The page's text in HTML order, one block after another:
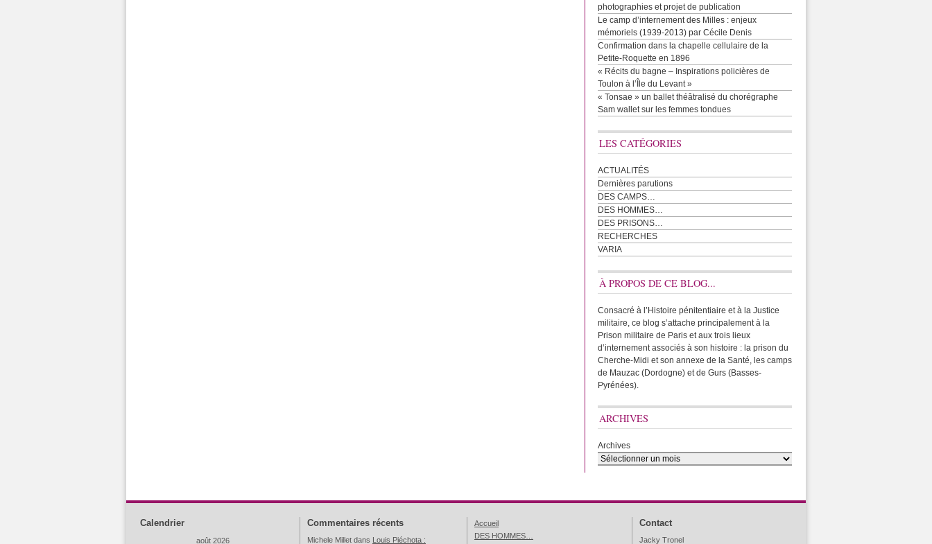
photographies et projet de publication
Le camp d’internement des Milles : enjeux
mémoriels (1939-2013) par Cécile Denis
Confirmation dans la chapelle cellulaire de la
Petite-Roquette en 1896
« Récits du bagne – Inspirations policières de
Toulon à l’Île du Levant »
« Tonsae » un ballet théâtralisé du chorégraphe
Sam wallet sur les femmes tondues
LES CATÉGORIES
ACTUALITÉS
Dernières parutions
DES CAMPS…
DES HOMMES…
DES PRISONS…
RECHERCHES
VARIA
À PROPOS DE CE BLOG...
Consacré à l’Histoire pénitentiaire et à la Justice
militaire, ce blog s’attache principalement à la
Prison militaire de Paris et aux trois lieux
d’internement associés à son histoire : la prison du
Cherche-Midi et son annexe de la Santé, les camps
de Mauzac (Dordogne) et de Gurs (Basses-
Pyrénées).
ARCHIVES
Archives
Calendrier
août 2026
Commentaires récents
Michele Millet dans Louis Piéchota :
Accueil
DES HOMMES…
Contact
Jacky Tronel